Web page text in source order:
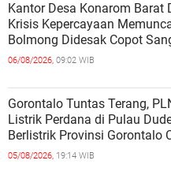
Kantor Desa Konarom Barat
Krisis Kepercayaan
Bolmong Didesak Copot
Dugaan Penyalahgunaan
06/08/2026, 09:02 WIB
Gorontalo Tuntas Terang,
Listrik Perdana di Pulau
Berlistrik Provinsi Gorontalo
Persen
05/08/2026, 19:14 WIB